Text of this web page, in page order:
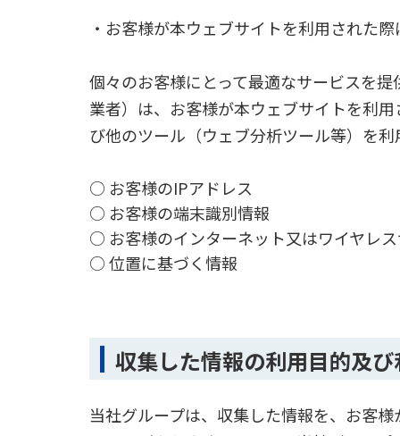
・お客様が本ウェブサイトを利用された
個々のお客様にとって最適なサービスを
業者）は、お客様が本ウェブサイトを利
び他のツール（ウェブ分析ツール等）を
○ お客様のIPアドレス
○ お客様の端末識別情報
○ お客様のインターネット又はワイヤレ
○ 位置に基づく情報
収集した情報の利用目的及
当社グループは、収集した情報を、お客